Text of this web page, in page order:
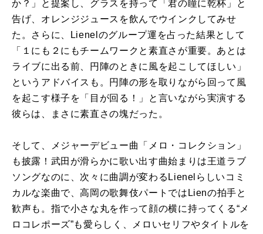
か？」と提案し、グラスを持って「君の瞳に乾杯」と
告げ、オレンジジュースを飲んでウインクしてみせ
た。さらに、
Lienel のグループ運を占った結果として
「１にも２にもチームワークと素直さが重要。あとは
ライブに出る前、円陣のときに風を起こしてほしい」
というアドバイスも。円陣の形を取りながら回って風
を起こす様子を「目が回る！」と言いながら実演する
彼らは、まさに素直さの塊だった。
そして、メジャーデビュー曲「メロ・コレクション」
も披露！武田が滑らかに歌い出す曲始まりは王道ラブ
ソングなのに、次々に曲調が変わる Lienel らしいコミ
カルな楽曲で、高岡の歌舞伎パートでは Lienの拍手と
歓声も。指で小さな丸を作って顔の横に持ってくる“メ
ロコレポーズ”も愛らしく、メロいセリフやタイトルを